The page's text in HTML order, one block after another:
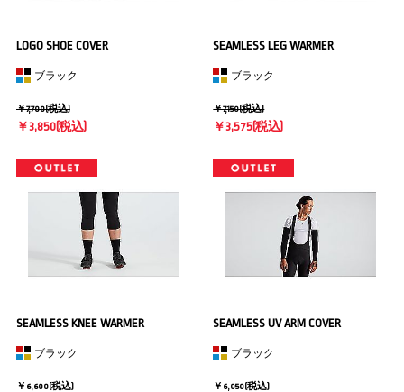
LOGO SHOE COVER
ブラック
￥7,700(税込)
￥3,850(税込)
SEAMLESS LEG WARMER
ブラック
￥7,150(税込)
￥3,575(税込)
SEAMLESS KNEE WARMER
ブラック
￥6,600(税込)
SEAMLESS UV ARM COVER
ブラック
￥6,050(税込)